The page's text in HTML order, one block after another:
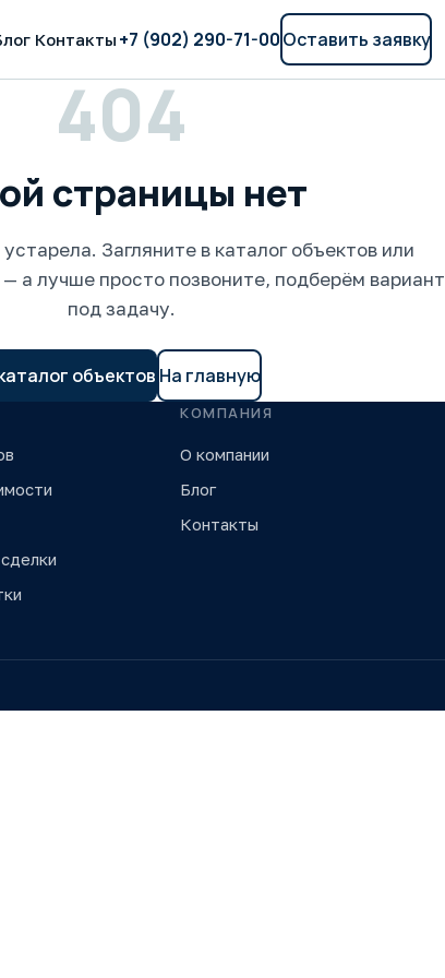
Контакты +7 (902) 290-71-00Оставить заявку
404
страницы нет
Загляните в каталог объектов или
— а лучше просто позвоните, подберём вариант
под задачу.
объектов На главную
КОМПАНИЯ
О компании
Блог
Контакты